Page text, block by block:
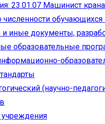
23.01.07 Машинист
иные документы,
образовательные
(научно-
учреждения